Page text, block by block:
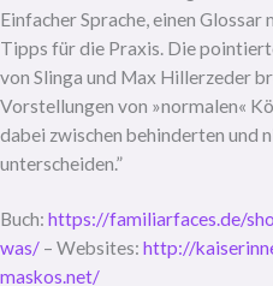
Einfacher Sprache, einen
Tipps für die Praxis. Die
von Slinga und Max Hillerzeder
Vorstellungen von »normalen«
dabei zwischen behinderten und
unterscheiden.”
Buch: https://familiarfaces.de/
was/ – Websites: http://
maskos.net/